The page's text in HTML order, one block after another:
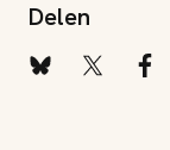
Delen